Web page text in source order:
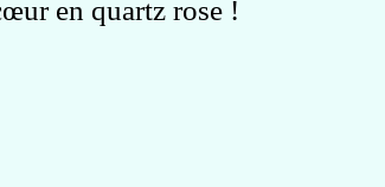
en quartz rose !